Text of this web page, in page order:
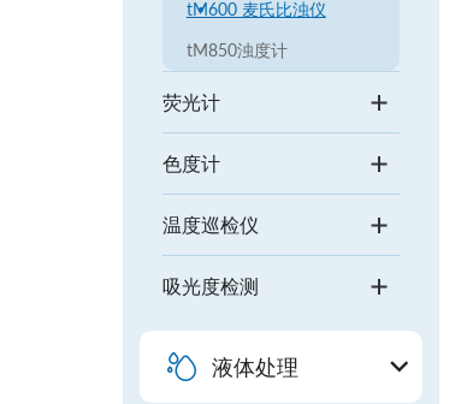
tM600 麦氏比浊仪
tM850浊度计
荧光计
色度计
温度巡检仪
吸光度检测
液体处理